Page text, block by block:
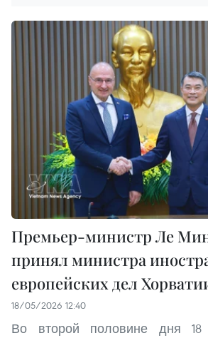
Премьер-министр Ле
принял министра
европейских дел
18/05/2026 12:40
Во второй половине дня